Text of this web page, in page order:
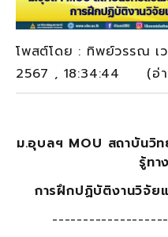
โพสต์โดย : ทิพย์วรรณ
2567 , 18:34:44 (อ่า
ม.อุบลฯ MOU สถาบันวิท
รู้ทา
การฝึกปฏิบัติงานวิจัย